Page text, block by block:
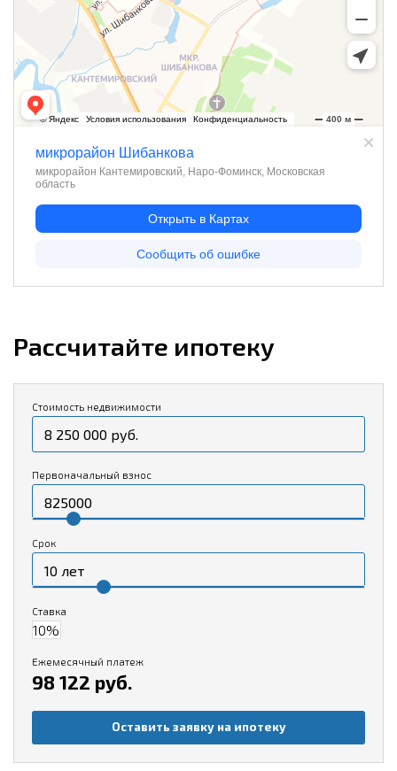
Рассчитайте ипотеку
Стоимость недвижимости
Первоначальный взнос
Срок
Ставка
Ежемесячный платеж
98 122 руб.
Оставить заявку на ипотеку